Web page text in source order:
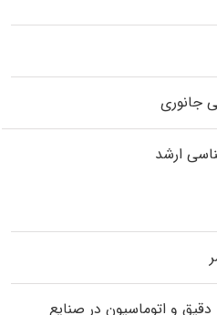
جانوری
ارشد
و اتوماسیون در صنایع